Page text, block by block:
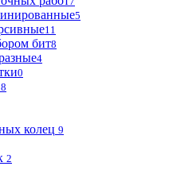
5
11
бит8
4
0
колец 9
2